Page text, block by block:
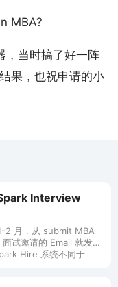
MBA?
，当时搞了好一阵
果，也祝申请的小
2 月，从 submit MBA
试邀请的 Email 就发过
Hire 系统不同于